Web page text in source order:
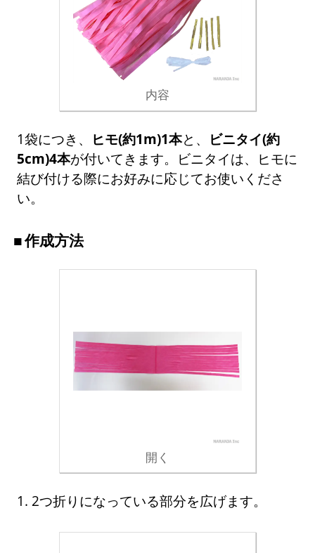
内容
1袋につき、 ヒモ(約1m)1本と、
ビニタイ(約
5cm)4本が付いてきます。ビニタイは、ヒモに
結び付ける際にお好みに応じてお使いくださ
い。
作成方法
開く
1. 2つ折りになっている部分を広げます。